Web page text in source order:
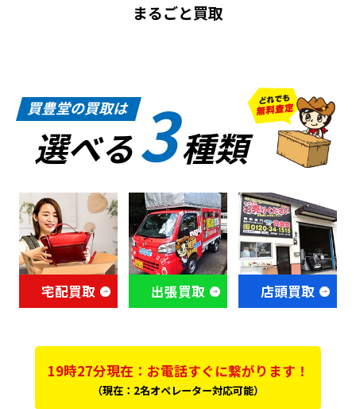
まるごと買取
買豊堂の買取は
選べる3種類
宅配買取 出張買取 店頭買取
19時27分現在：お電話すぐに繋がります！
（現在：2名オペレーター対応可能）